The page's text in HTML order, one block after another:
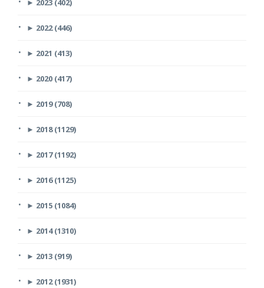
► 2023 (402)
► 2022 (446)
► 2021 (413)
► 2020 (417)
► 2019 (708)
► 2018 (1129)
► 2017 (1192)
► 2016 (1125)
► 2015 (1084)
► 2014 (1310)
► 2013 (919)
► 2012 (1931)